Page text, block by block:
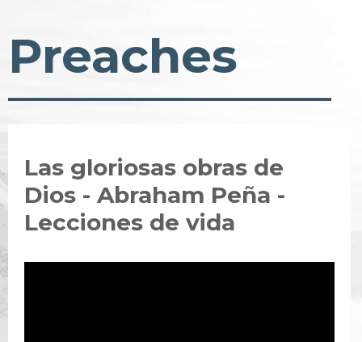
Preaches
Las gloriosas obras de
Dios - Abraham Peña -
Lecciones de vida